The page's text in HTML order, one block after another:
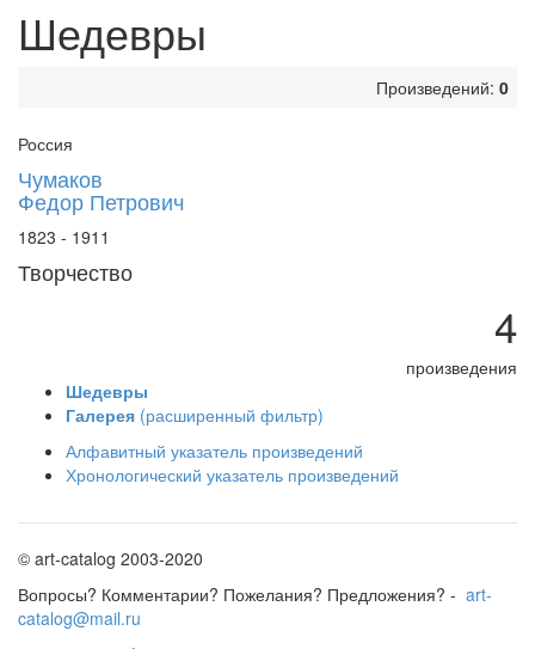
Шедевры
Произведений: 0
Россия
Чумаков
Федор Петрович
1823 - 1911
Творчество
4
произведения
Шедевры
Галерея (расширенный фильтр)
Алфавитный указатель произведений
Хронологический указатель произведений
© art-catalog 2003-2020
Вопросы? Комментарии? Пожелания? Предложения? - art-
catalog@mail.ru